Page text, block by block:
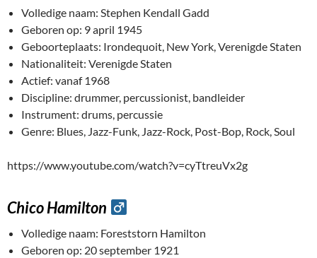
Volledige naam: Stephen Kendall Gadd
Geboren op: 9 april 1945
Geboorteplaats: Irondequoit, New York, Verenigde Staten
Nationaliteit: Verenigde Staten
Actief: vanaf 1968
Discipline: drummer, percussionist, bandleider
Instrument: drums, percussie
Genre: Blues, Jazz-Funk, Jazz-Rock, Post-Bop, Rock, Soul
https://www.youtube.com/watch?v=cyTtreuVx2g
Chico Hamilton
Volledige naam: Foreststorn Hamilton
Geboren op: 20 september 1921